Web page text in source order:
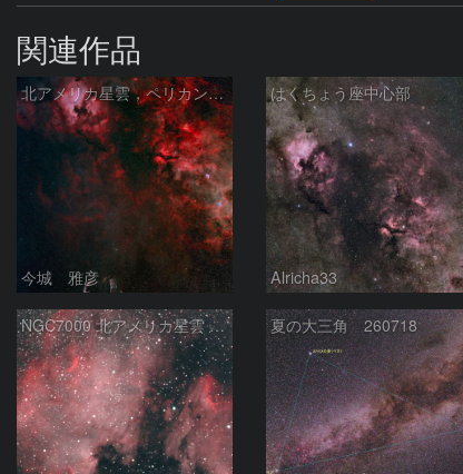
関連作品
北アメリカ星雲，ペリカン星雲，サドル付近，クレセント星雲，網状星雲・・・etc
今城 雅彦
はくちょう座中心部
Alricha33
NGC7000 北アメリカ星雲 IC5067~5070 ペリカン星雲 はくちょう座 夏の大三角 260718